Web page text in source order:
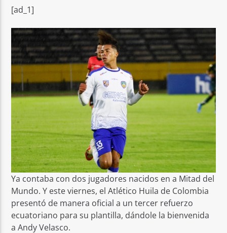
[ad_1]
Ya contaba con dos jugadores nacidos en a Mitad del
Mundo. Y este viernes, el Atlético Huila de Colombia
presentó de manera oficial a un tercer refuerzo
ecuatoriano para su plantilla, dándole la bienvenida
a Andy Velasco.